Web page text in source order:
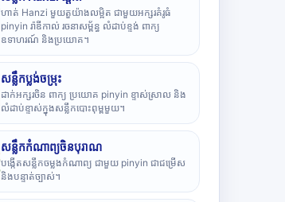
ហាត់ Hanzi មួយតួយ៉ាងលម្អិត ជាមួយអក្សរគំរូធំ
pinyin រ៉ាឌីកាល់ រចនាសម្ព័ន្ធ លំដាប់ខ្ទង់ ពាក្យ
ឧទាហរណ៍ និងប្រយោគ។
សន្លឹកប្លង់ចម្រុះ
ដាក់អក្សរចិន ពាក្យ ប្រយោគ pinyin ខ្ទាស់ស្រាល និង
លំដាប់ខ្ទាស់ក្នុងសន្លឹកបោះពុម្ពមួយ។
សន្លឹកកំណាព្យចិនបុរាណ
បង្កើតសន្លឹកចម្លងកំណាព្យ ជាមួយ pinyin ជាជម្រើស
និងបន្ទាត់ច្បាស់។